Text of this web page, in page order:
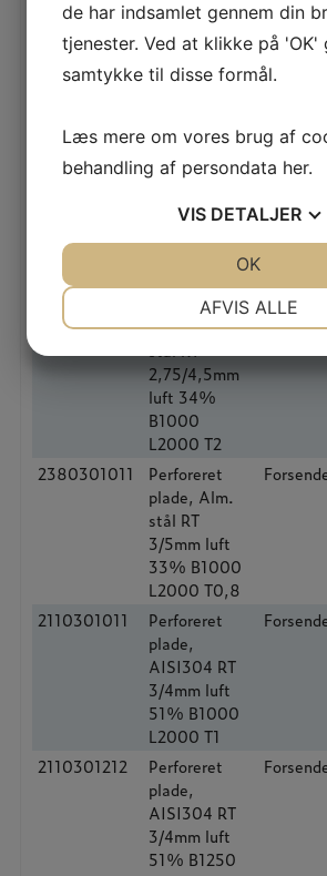
2320251212
Perforeret
plade, Alm.
stål RT
2,5/4mm luft
2320251011
Perforeret
plade, Alm.
stål RT
2,5/4mm luft
35% B1000
2320271011
Perforeret
plade, Alm.
2,75/4,5mm
luft 34%
B1000
L2000 T2
2380301011
Perforeret
plade, Alm.
stål RT
3/5mm luft
33% B1000
L2000 T0,8
2110301011
Perforeret
plade,
AISI304 RT
3/4mm luft
51% B1000
L2000 T1
2110301212
Perforeret
plade,
AISI304 RT
3/4mm luft
51% B1250
de har indsamlet gennem din
tjenester. Ved at klikke på 'OK'
samtykke til disse formål.
Læs mere om vores brug af
behandling af persondata her.
VIS DETALJER
MARKETING
AFVIS ALLE
OK